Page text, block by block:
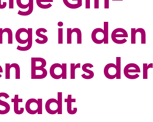
in den
Bars der